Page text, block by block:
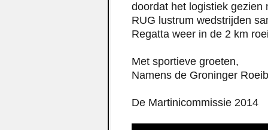
doordat het logistiek gezien
RUG lustrum wedstrijden
Regatta weer in de 2 km
Met sportieve groeten,
Namens de Groninger
De Martinicommissie 2014